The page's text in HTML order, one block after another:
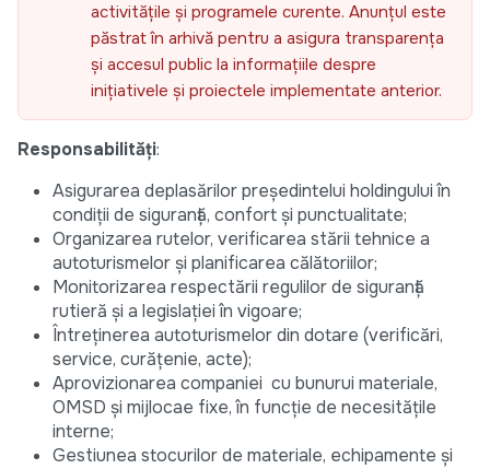
activitățile și programele curente. Anunțul este
păstrat în arhivă pentru a asigura transparența
și accesul public la informațiile despre
inițiativele și proiectele implementate anterior.
Responsabilități:
Asigurarea deplasărilor președintelui holdingului în
condiții de siguranță, confort și punctualitate;
Organizarea rutelor, verificarea stării tehnice a
autoturismelor și planificarea călătoriilor;
Monitorizarea respectării regulilor de siguranță
rutieră și a legislației în vigoare;
Întreținerea autoturismelor din dotare (verificări,
service, curățenie, acte);
Aprovizionarea companiei cu bunurui materiale,
OMSD și mijlocae fixe, în funcție de necesitățile
interne;
Gestiunea stocurilor de materiale, echipamente și